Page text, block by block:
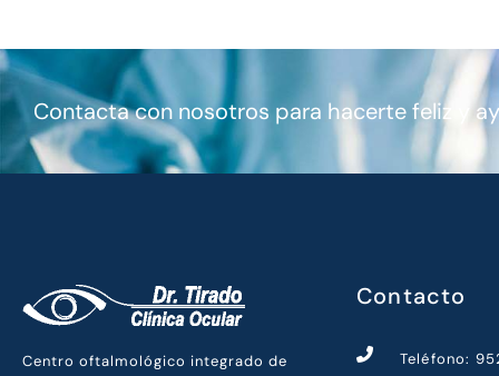
Contacta con nosotros para hacerte feliz y
Centro oftalmológico integrado de
Contacto
Teléfono: